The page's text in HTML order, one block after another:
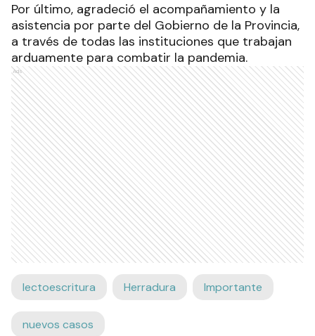
Por último, agradeció el acompañamiento y la
asistencia por parte del Gobierno de la Provincia,
a través de todas las instituciones que trabajan
arduamente para combatir la pandemia.
Ads
lectoescritura Herradura Importante
nuevos casos